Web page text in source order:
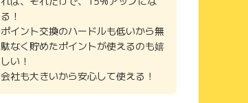
る！
ポイント交換のハードルも低いから無
駄なく貯めたポイントが使えるのも嬉
しい！
会社も大きいから安心して使える！